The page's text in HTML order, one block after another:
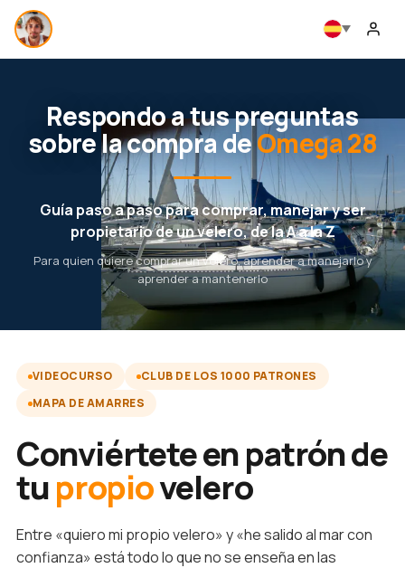
Respondo a tus preguntas
sobre la compra deOmega 28
Guía paso a paso para comprar, manejar y ser
propietario de un velero, de la A a la Z
Para quien quiere comprar un velero, aprender a manejarlo y
aprender a mantenerlo
VIDEOCURSO
CLUB DE LOS 1000 PATRONES
MAPA DE AMARRES
Conviértete en patrón de
tupropiovelero
Entre «quiero mi propio velero» y «he salido al mar con
confianza» está todo lo que no se enseña en las